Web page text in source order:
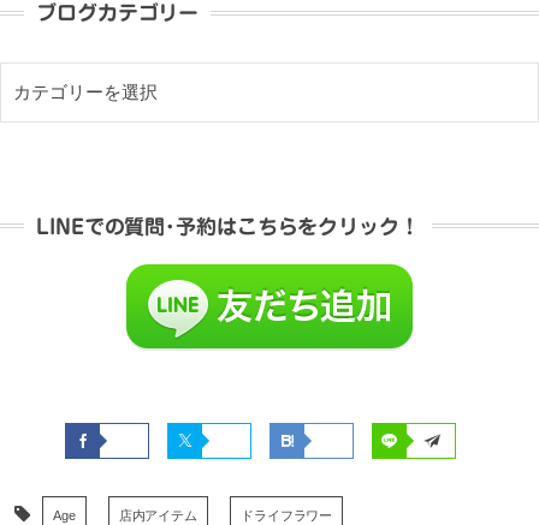
ブログカテゴリー
LINEでの質問･予約はこちらをクリック！
Age 店内アイテム ドライフラワー